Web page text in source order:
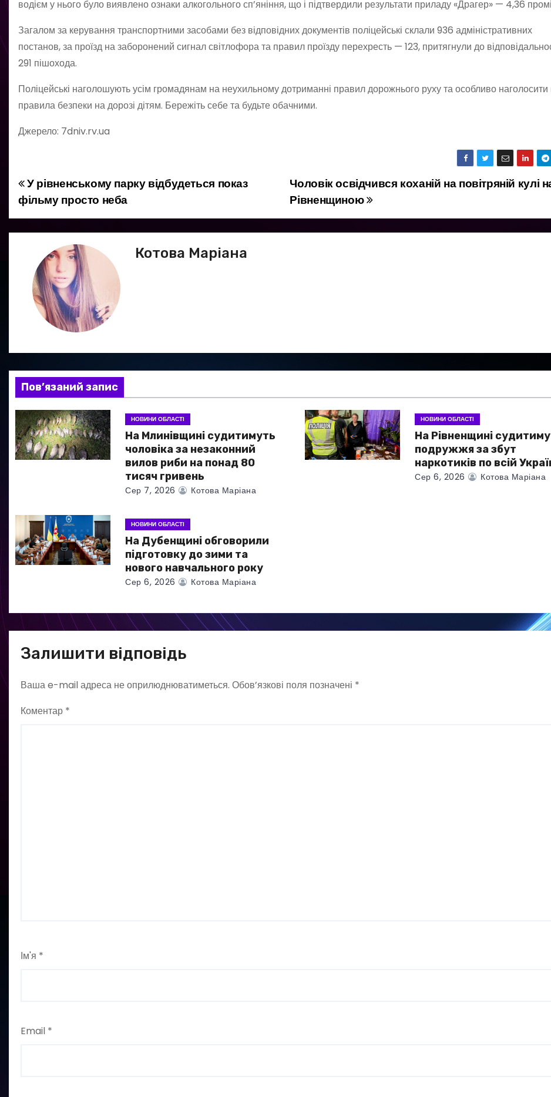
водієм у нього було виявлено ознаки алкогольного сп’яніння, що і підтвердили результати приладу «Драгер» — 4,36
Загалом за керування транспортними засобами без відповідних документів поліцейські склали 936 адміністративних
постанов, за проїзд на заборонений сигнал світлофора та правил проїзду перехресть — 123, притягнули до
291 пішохода.
Поліцейські наголошують усім громадянам на неухильному дотриманні правил дорожнього руху та особливо
правила безпеки на дорозі дітям. Бережіть себе та будьте обачними.
Джерело: 7dniv.rv.ua
Н
а
в
і
я
з
а
п
і
в
Чоловік освідчився коханій на повітряній кулі
Рівненщиною
У рівненському парку відбудеться показ
фільму просто неба
Котова Маріана
Пов’язаний запис
НОВИНИ ОБЛАСТІ
На Млинівщині судитимуть
чоловіка за незаконний
вилов риби на понад 80
тисяч гривень
Сер 7, 2026 Котова Маріана
НОВИНИ ОБЛАСТІ
На Рівненщині
подружжя за збут
наркотиків по всій
Сер 6, 2026 Котова Маріана
НОВИНИ ОБЛАСТІ
На Дубенщині обговорили
підготовку до зими та
нового навчального року
Сер 6, 2026 Котова Маріана
Залишити відповідь
Ваша e-mail адреса не оприлюднюватиметься. Обов’язкові поля позначені *
Коментар *
Ім'я *
Email *